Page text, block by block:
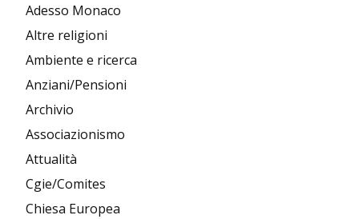
Adesso Monaco
Altre religioni
Ambiente e ricerca
Anziani/Pensioni
Archivio
Associazionismo
Attualità
Cgie/Comites
Chiesa Europea